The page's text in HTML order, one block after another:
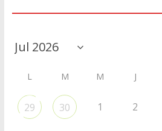
L M M J
29 30 1 2